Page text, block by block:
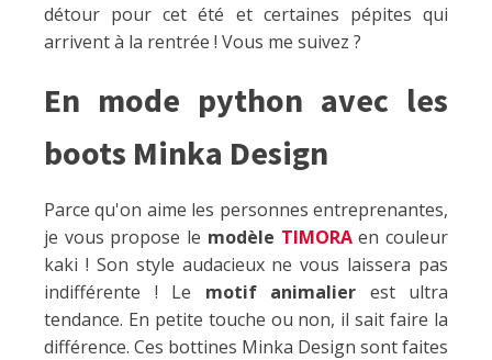
détour pour cet été et certaines pépites qui
arrivent à la rentrée ! Vous me suivez ?
En mode python avec les
boots Minka Design
Parce qu'on aime les personnes entreprenantes,
je vous propose le modèle TIMORAen couleur
kaki ! Son style audacieux ne vous laissera pas
indifférente ! Le motif animalier est ultra
tendance. En petite touche ou non, il sait faire la
différence. Ces bottines Minka Design sont faites